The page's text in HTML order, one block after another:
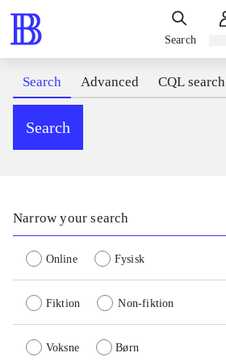
Search
Search Advanced CQL search
Search
Narrow your search
Online Fysisk
Fiktion Non-fiktion
Voksne Børn